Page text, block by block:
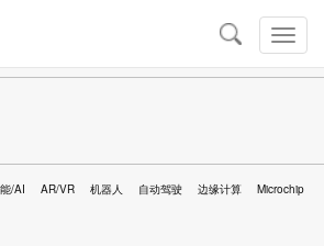
切
换
导
导
航
/AI AR/VR 机器人 自动驾驶 边缘计算 Microchip